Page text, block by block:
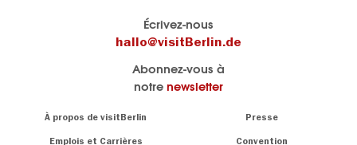
Écrivez-nous
hallo@visitBerlin.de
Abonnez-vous à
notre newsletter
Navigation:
À propos de visitBerlin Presse
Emplois et Carrières Convention
Berlin et sommes